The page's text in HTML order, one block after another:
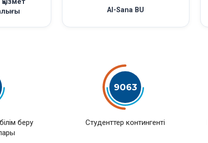
AI-Sana BU
беру
9063
Студенттер контингенті